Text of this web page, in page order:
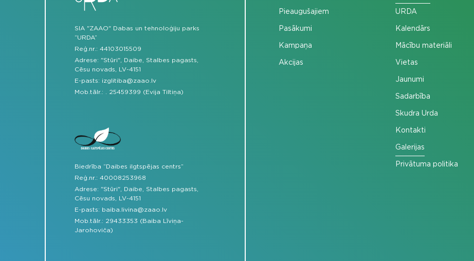
SIA "ZAAO" Dabas un tehnoloģiju parks
“URDA”
Reģ.nr.: 44103015509
Adrese: "Stūri", Daibe, Stalbes pagasts,
Cēsu novads, LV-4151
E-pasts: izglitiba@zaao.lv
Mob.tālr.:
25459399 (Evija Tiltiņa)
Biedrība “Daibes ilgtspējas centrs”
Reģ.nr.: 40008253968
Adrese: "Stūri", Daibe, Stalbes pagasts,
Cēsu novads, LV-4151
E-pasts: baiba.livina@zaao.lv
Mob.tālr.: 29433353 (Baiba Līviņa-
Jarohoviča)
Pieaugušajiem
Pasākumi
Kampaņa
Akcijas
URDA
Kalendārs
Mācību materiāli
Vietas
Jaunumi
Sadarbība
Skudra Urda
Kontakti
Galerijas
Privātuma politika